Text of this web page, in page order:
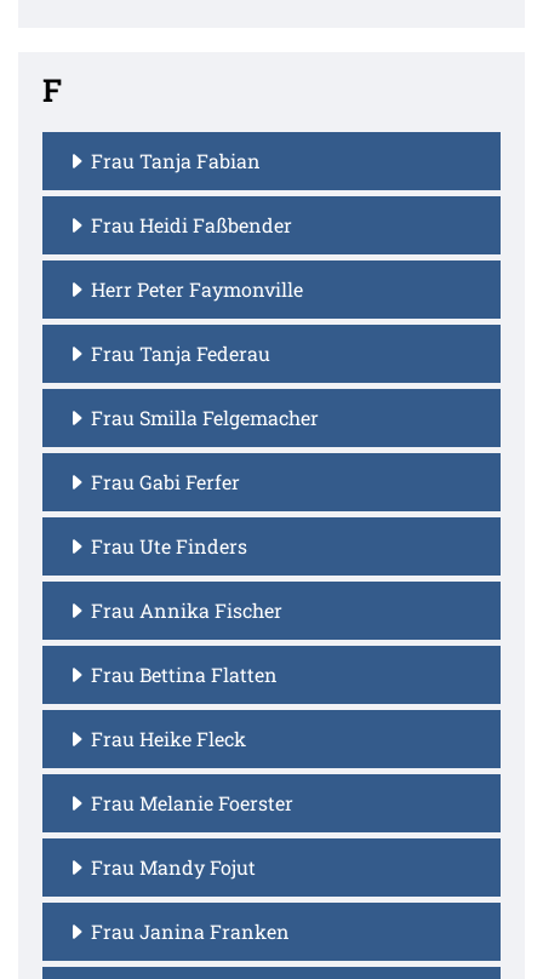
F
Frau Tanja Fabian
Frau Heidi Faßbender
Herr Peter Faymonville
Frau Tanja Federau
Frau Smilla Felgemacher
Frau Gabi Ferfer
Frau Ute Finders
Frau Annika Fischer
Frau Bettina Flatten
Frau Heike Fleck
Frau Melanie Foerster
Frau Mandy Fojut
Frau Janina Franken